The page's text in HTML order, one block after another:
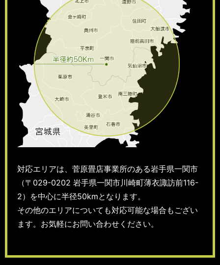
対応エリアは、菅原畳店事業所のある岩手県一関市
（〒029-0202 岩手県一関市川崎町薄衣諏訪前116-
2）を中心に半径50kmとなります。
その他のエリアについても対応可能な場合もござい
ます。お気軽にお問い合わせください。